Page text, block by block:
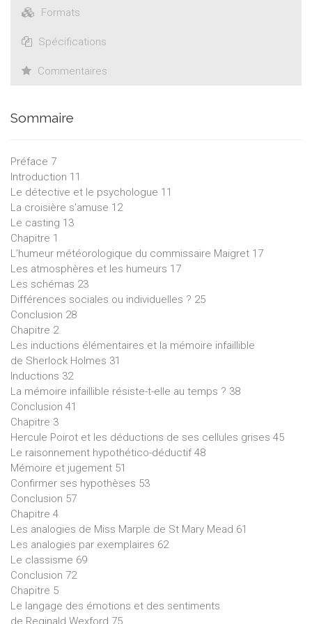
Formats
Spécifications
Commentaires
Sommaire
Préface 7
Introduction 11
Le détective et le psychologue 11
La croisière s'amuse 12
Le casting 13
Chapitre 1
L’humeur météorologique du commissaire Maigret 17
Les atmosphères et les humeurs 17
Les schémas 23
Différences sociales ou individuelles ? 25
Conclusion 28
Chapitre 2
Les inductions élémentaires et la mémoire infaillible
de Sherlock Holmes 31
Inductions 32
La mémoire infaillible résiste-t-elle au temps ? 38
Conclusion 41
Chapitre 3
Hercule Poirot et les déductions de ses cellules grises 45
Le raisonnement hypothético-déductif 48
Mémoire et jugement 51
Confirmer ses hypothèses 53
Conclusion 57
Chapitre 4
Les analogies de Miss Marple de St Mary Mead 61
Les analogies par exemplaires 62
Le classisme 69
Conclusion 72
Chapitre 5
Le langage des émotions et des sentiments
de Reginald Wexford 75